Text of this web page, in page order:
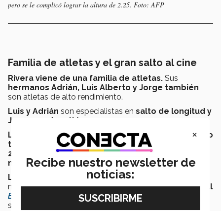
pero se le complicó lograr la altura de 2.25. Foto: AFP
Familia de atletas y el gran salto al cine
Rivera viene de una familia de atletas. Sus
hermanos Adrián, Luis Alberto y Jorge también
son atletas de alto rendimiento.
Luis y Adrián son especialistas en salto de longitud y
Jorge, en decatlón.
Luis Rivera, el hermano mayor, participó de hecho
también en unos Juegos Olímpicos, en Londres
2012,
mientras queAdrián ha sido 2 veces campeón
nacional.
La historia
de Luis y de su familia de atletas
mexicanos, quedóplasmada en la cinta documental
El gran salto
del director Jorge Porras que este verano
se estrenó en cines mexicanos.
×
Recibe nuestro newsletter de
noticias: